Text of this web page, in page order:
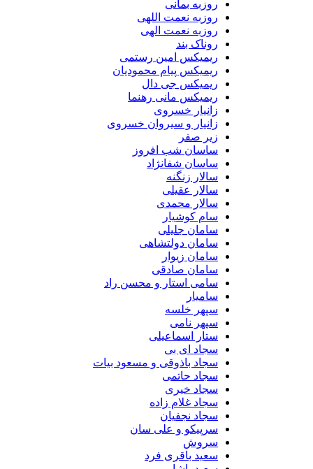
روزبه بمانی
روزبه نعمت اللهی
روزبه نعمت الهی
روناک بند
ریمیکس امین رستمی
ریمیکس پیام محمودیان
ریمیکس جی دال
ریمیکس مانی رهنما
زانیار خسروی
زانیار و سیروان خسروی
زیر صفر
ساسان شب افروز
ساسان شفانژاد
سالار زنگنه
سالار عقیلی
سالار محمدی
سام کوشیار
سامان جلیلی
سامان دولتشاهی
سامان زیوار
سامان صادقی
سامی استار و محسن راد
سامیار
سپهر خلسه
سپهر نامی
ستار اسماعیلی
سجاد ای بی
سجاد باذوقی و مسعود بیات
سجاد حاتمی
سجاد خیری
سجاد غلام زاده
سجاد نجفیان
سرپیکو و علی سان
سروش
سعید باقری فرد